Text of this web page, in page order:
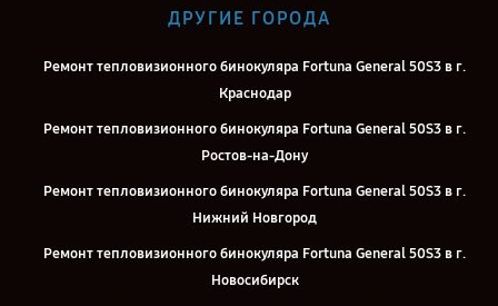
ДРУГИЕ ГОРОДА
Ремонт тепловизионного бинокуляра Fortuna General 50S3 в г.
Краснодар
Ремонт тепловизионного бинокуляра Fortuna General 50S3 в г.
Ростов-на-Дону
Ремонт тепловизионного бинокуляра Fortuna General 50S3 в г.
Нижний Новгород
Ремонт тепловизионного бинокуляра Fortuna General 50S3 в г.
Новосибирск